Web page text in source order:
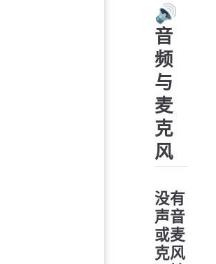
🔊
音
频
与
麦
克
风
没有
声音
或麦
克风